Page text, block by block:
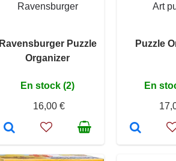
Ravensburger
Ravensburger Puzzle
Organizer
En stock (2)
16,00 €
Art
Puzzle
En